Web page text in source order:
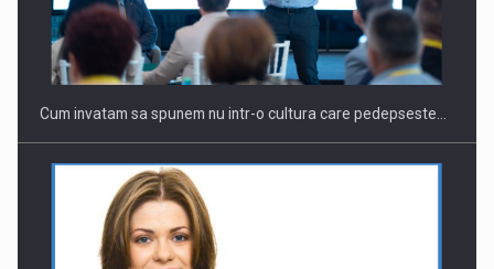
Cum invatam sa spunem nu intr-o cultura care pedepseste…